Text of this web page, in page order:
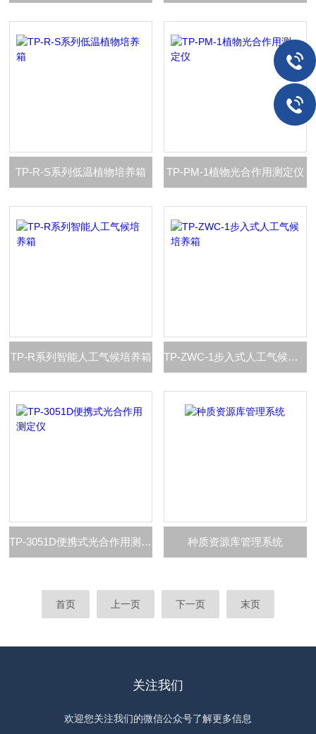
TP-R-S系列低温植物培养箱 TP-PM-1植物光合作用测定仪
TP-R系列智能人工气候培养箱 TP-ZWC-1步入式人工气候培养箱
TP-3051D便携式光合作用测定仪 种质资源库管理系统
首页 上一页 下一页 末页
关注我们
欢迎您关注我们的微信公众号了解更多信息